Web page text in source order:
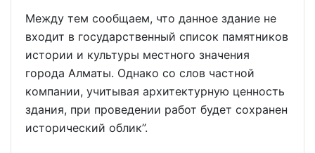
Между тем сообщаем, что данное здание не
входит в государственный список памятников
истории и культуры местного значения
города Алматы. Однако со слов частной
компании, учитывая архитектурную ценность
здания, при проведении работ будет сохранен
исторический облик”.